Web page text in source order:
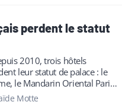
perdent le statut
2010, trois hôtels
leur statut de palace : le
le Mandarin Oriental Paris
Motte